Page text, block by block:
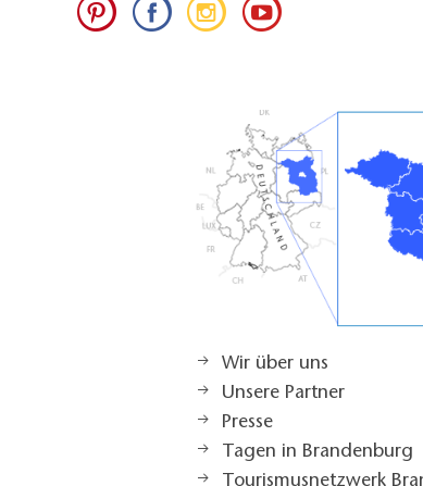
Wir über uns
Unsere Partner
Presse
Tagen in Brandenburg
Tourismusnetzwerk